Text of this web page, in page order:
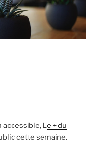
accessible, Le + du
cette semaine.